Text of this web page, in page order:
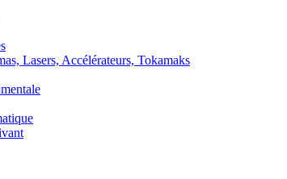
Lasers, Accélérateurs, Tokamaks